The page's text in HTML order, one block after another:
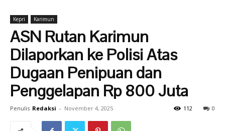
Kepri Karimun
ASN Rutan Karimun
Dilaporkan ke Polisi Atas
Dugaan Penipuan dan
Penggelapan Rp 800 Juta
Penulis Redaksi - November 4, 2025 0
112